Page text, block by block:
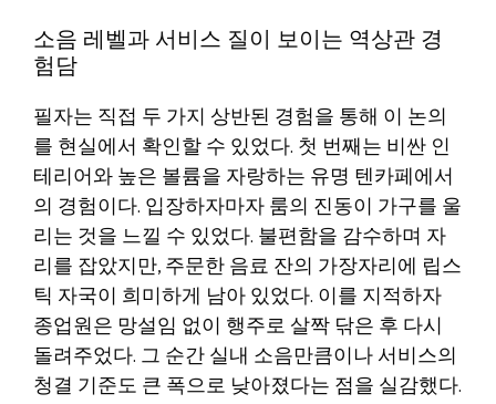
소음 레벨과 서비스 질이 보이는 역상관 경
험담
필자는 직접 두 가지 상반된 경험을 통해 이 논의
를 현실에서 확인할 수 있었다. 첫 번째는 비싼 인
테리어와 높은 볼륨을 자랑하는 유명 텐카페에서
의 경험이다. 입장하자마자 룸의 진동이 가구를 울
리는 것을 느낄 수 있었다. 불편함을 감수하며 자
리를 잡았지만, 주문한 음료 잔의 가장자리에 립스
틱 자국이 희미하게 남아 있었다. 이를 지적하자
종업원은 망설임 없이 행주로 살짝 닦은 후 다시
돌려주었다. 그 순간 실내 소음만큼이나 서비스의
청결 기준도 큰 폭으로 낮아졌다는 점을 실감했다.